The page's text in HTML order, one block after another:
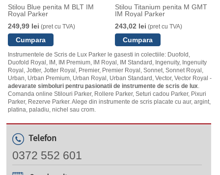
Stilou Blue penita M BLT IM
Royal Parker
249,99 lei (pret cu TVA)
Stilou Titanium penita M GMT
IM Royal Parker
243,02 lei (pret cu TVA)
Instrumentele de Scris de Lux Parker le gasesti in colectiile: Duofold,
Duofold Royal, IM, IM Premium, IM Royal, IM Standard, Ingenuity, Ingenuity
Royal, Jotter, Jotter Royal, Premier, Premier Royal, Sonnet, Sonnet Royal,
Urban, Urban Premium, Urban Royal, Urban Standard, Vector, Vector Royal -
adevarate simboluri pentru pasionatii de instrumente de scris de lux.
Comanda online Stilouri Parker, Rollere Parker, Seturi cadou Parker, Pixuri
Parker, Rezerve Parker. Alege din instrumente de scris placate cu aur, argint,
platina, paladiu, nichel sau crom.
Telefon
0372 552 601